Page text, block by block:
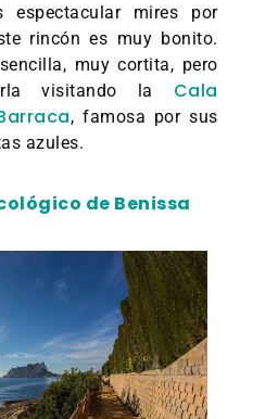
mires por
rincón es muy bonito.
muy cortita, pero
visitando la Cala
, famosa por sus
azules.
de Benissa